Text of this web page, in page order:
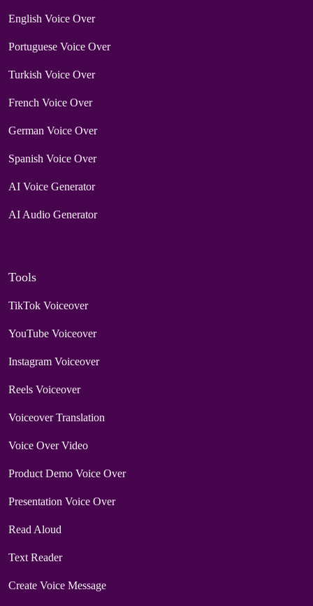
English Voice Over
Portuguese Voice Over
Turkish Voice Over
French Voice Over
German Voice Over
Spanish Voice Over
AI Voice Generator
AI Audio Generator
Tools
TikTok Voiceover
YouTube Voiceover
Instagram Voiceover
Reels Voiceover
Voiceover Translation
Voice Over Video
Product Demo Voice Over
Presentation Voice Over
Read Aloud
Text Reader
Create Voice Message